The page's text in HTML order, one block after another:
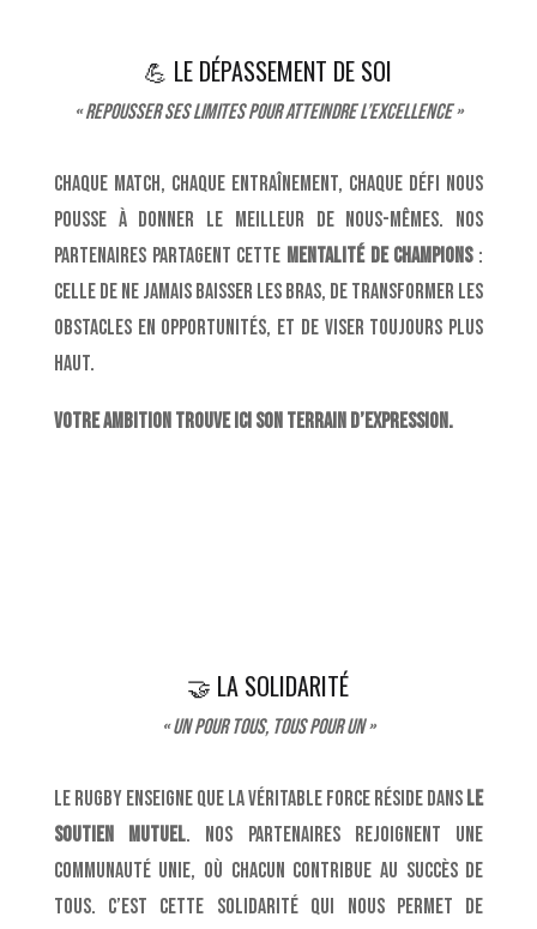
💪 LE DÉPASSEMENT DE SOI
« Repousser ses limites pour atteindre l’excellence »
Chaque match, chaque entraînement, chaque défi nous
pousse à donner le meilleur de nous-mêmes. Nos
partenaires partagent cette mentalité de champions:
celle de ne jamais baisser les bras, de transformer les
obstacles en opportunités, et de viser toujours plus
haut.
Votre ambition trouve ici son terrain d’expression.
🤝 LA SOLIDARITÉ
« Un pour tous, tous pour un »
Le rugby enseigne que la véritable force réside dansle
soutien mutuel. Nos partenaires rejoignent une
communauté unie, où chacun contribue au succès de
tous. C’est cette solidarité qui nous permet de